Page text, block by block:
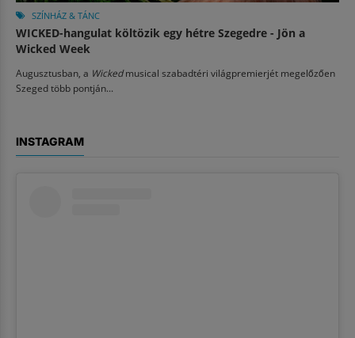
SZÍNHÁZ & TÁNC
WICKED-hangulat költözik egy hétre Szegedre - Jön a
Wicked Week
Augusztusban, a Wickedmusical szabadtéri világpremierjét megelőzően
Szeged több pontján...
INSTAGRAM